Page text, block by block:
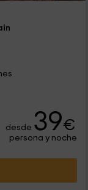
desde 39€
persona y noche